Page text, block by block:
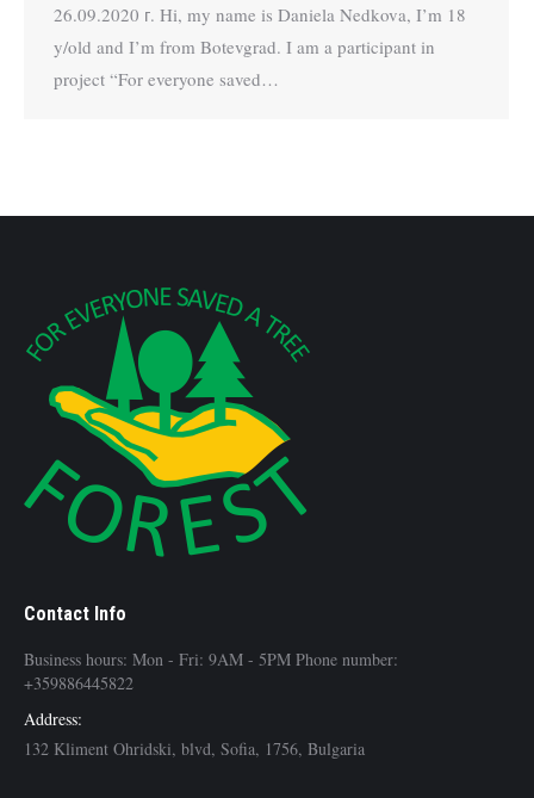
26.09.2020 г. Hi, my name is Daniela Nedkova, I’m 18
y/old and I’m from Botevgrad. I am a participant in
project “For everyone saved…
Contact Info
Business hours: Mon - Fri: 9AM - 5PM Phone number:
+359886445822
Address:
132 Kliment Ohridski, blvd, Sofia, 1756, Bulgaria